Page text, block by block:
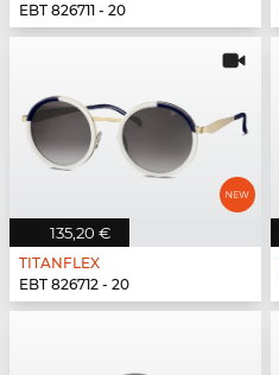
EBT 826711 - 20
135,20 €
TITANFLEX
EBT 826712 - 20